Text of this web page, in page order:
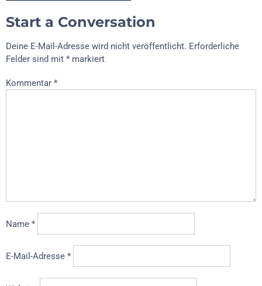
navigation
Start a Conversation
Deine E-Mail-Adresse wird nicht veröffentlicht. Erforderliche
Felder sind mit * markiert
Kommentar *
Name *
E-Mail-Adresse *